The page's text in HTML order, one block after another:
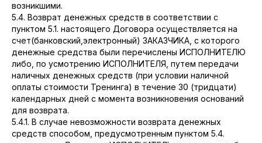
возникшими.
5.4. Возврат денежных средств в соответствии с
пунктом 5.1. настоящего Договора осуществляется на
счет(банковский,электронный) ЗАКАЗЧИКА, с которого
денежные средства были перечислены ИСПОЛНИТЕЛЮ
либо, по усмотрению ИСПОЛНИТЕЛЯ, путем передачи
наличных денежных средств (при условии наличной
оплаты стоимости Тренинга) в течение 30 (тридцати)
календарных дней с момента возникновения оснований
для возврата.
5.4.1. В случае невозможности возврата денежных
средств способом, предусмотренным пунктом 5.4.